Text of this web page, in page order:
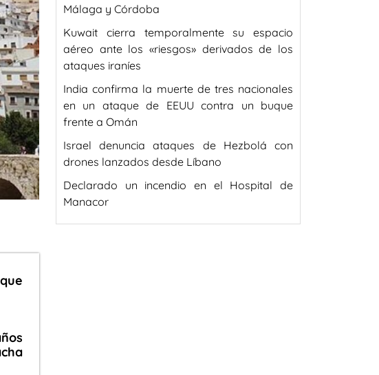
Málaga y Córdoba
Kuwait cierra temporalmente su espacio
aéreo ante los «riesgos» derivados de los
ataques iraníes
India confirma la muerte de tres nacionales
en un ataque de EEUU contra un buque
frente a Omán
Israel denuncia ataques de Hezbolá con
drones lanzados desde Líbano
Declarado un incendio en el Hospital de
Manacor